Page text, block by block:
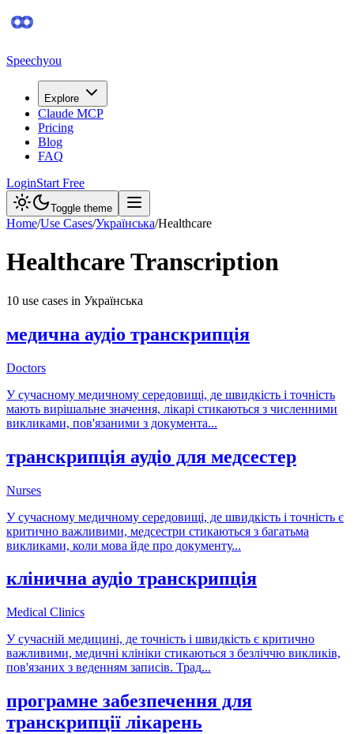
Speechyou
Explore
Claude MCP
Pricing
Blog
FAQ
LoginStart Free
Toggle theme
Home/Use Cases/Українська/Healthcare
HealthcareTranscription
10 use cases in Українська
медична аудіо транскрипція
Doctors
У сучасному медичному середовищі, де швидкість і точність
мають вирішальне значення, лікарі стикаються з численними
викликами, пов'язаними з документа...
транскрипція аудіо для медсестер
Nurses
У сучасному медичному середовищі, де швидкість і точність є
критично важливими, медсестри стикаються з багатьма
викликами, коли мова йде про документу...
клінична аудіо транскрипція
Medical Clinics
У сучасній медицині, де точність і швидкість є критично
важливими, медичні клініки стикаються з безліччю викликів,
пов'язаних з веденням записів. Трад...
програмне забезпечення для
транскрипції лікарень